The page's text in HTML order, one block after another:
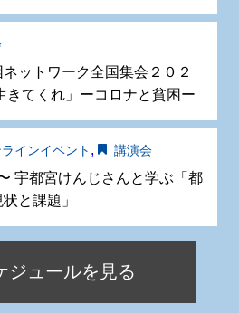
ネットワーク全国集会２０２
きてくれ」ーコロナと貧困ー
インイベント , 講演会
宇都宮けんじさんと学ぶ「都
と課題」
ジュールを見る